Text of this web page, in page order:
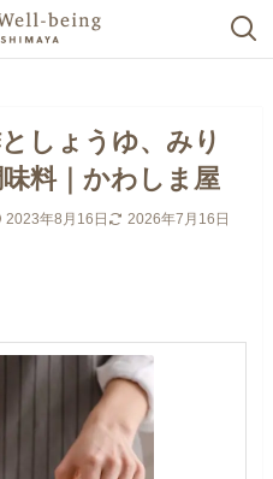
しょうゆ、みり
料｜かわしま屋
2023年8月16日
2026年7月16日